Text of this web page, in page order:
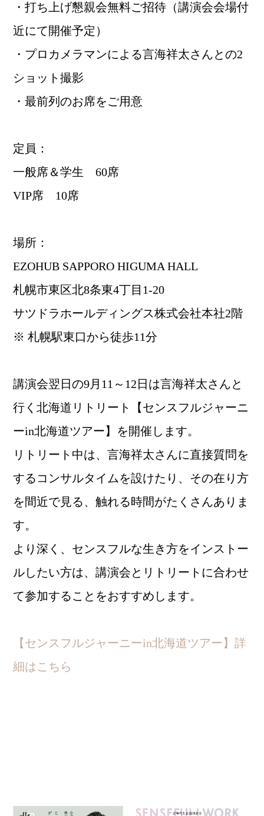
・打ち上げ懇親会無料ご招待（講演会会場付
近にて開催予定）
・プロカメラマンによる言海祥太さんとの2
ショット撮影
・最前列のお席をご用意
定員：
一般席＆学生 60席
VIP席 10席
場所：
EZOHUB SAPPORO HIGUMA HALL
札幌市東区北8条東4丁目1-20
サツドラホールディングス株式会社本社2階
※ 札幌駅東口から徒歩11分
講演会翌日の9月11～12日は言海祥太さんと
行く北海道リトリート【センスフルジャーニ
ーin北海道ツアー】を開催します。
リトリート中は、言海祥太さんに直接質問を
するコンサルタイムを設けたり、その在り方
を間近で見る、触れる時間がたくさんありま
す。
より深く、センスフルな生き方をインストー
ルしたい方は、講演会とリトリートに合わせ
て参加することをおすすめします。
【センスフルジャーニーin北海道ツアー】詳
細はこちら